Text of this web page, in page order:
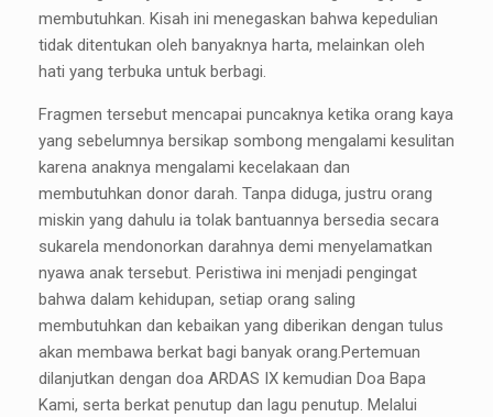
membutuhkan. Kisah ini menegaskan bahwa kepedulian
tidak ditentukan oleh banyaknya harta, melainkan oleh
hati yang terbuka untuk berbagi.
Fragmen tersebut mencapai puncaknya ketika orang kaya
yang sebelumnya bersikap sombong mengalami kesulitan
karena anaknya mengalami kecelakaan dan
membutuhkan donor darah. Tanpa diduga, justru orang
miskin yang dahulu ia tolak bantuannya bersedia secara
sukarela mendonorkan darahnya demi menyelamatkan
nyawa anak tersebut. Peristiwa ini menjadi pengingat
bahwa dalam kehidupan, setiap orang saling
membutuhkan dan kebaikan yang diberikan dengan tulus
akan membawa berkat bagi banyak orang.Pertemuan
dilanjutkan dengan doa ARDAS IX kemudian Doa Bapa
Kami, serta berkat penutup dan lagu penutup. Melalui